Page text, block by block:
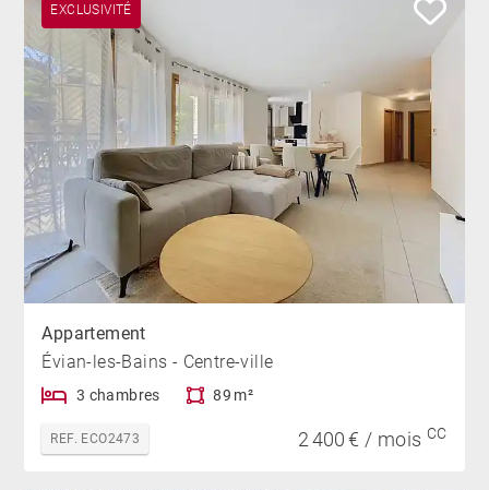
EXCLUSIVITÉ
Appartement
Évian-les-Bains - Centre-ville
3 chambres 89 m²
REF. ECO2473 2 400 € / mois CC